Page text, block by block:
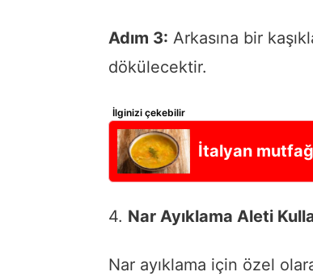
Adım 3: Arkasına bir
dökülecektir.
İlginizi çekebilir
İtalyan
4. Nar Ayıklama Aleti
Nar ayıklama için özel